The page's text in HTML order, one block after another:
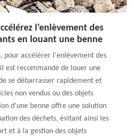
l’enlèvement des
en louant une benne
pour accélérer l'enlèvement des
est recommandé de louer une
se débarrasser rapidement et
non vendus ou des objets
d'une benne offre une solution
des déchets, évitant ainsi les
et à la gestion des objets